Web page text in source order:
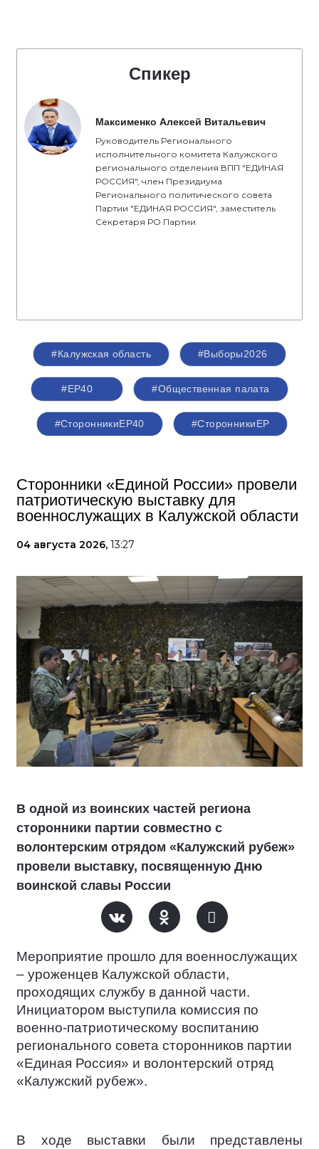
Спикер
Максименко Алексей Витальевич
Руководитель Регионального
исполнительного комитета Калужского
регионального отделения ВПП "ЕДИНАЯ
РОССИЯ", член Президиума
Регионального политического совета
Партии "ЕДИНАЯ РОССИЯ", заместитель
Секретаря РО Партии
#Калужская область #Выборы2026
#ЕР40 #Общественная палата
#СторонникиЕР40 #СторонникиЕР
Сторонники «Единой России» провели
патриотическую выставку для
военнослужащих в Калужской области
04 августа 2026, 13:27
В одной из воинских частей региона
сторонники партии совместно с
волонтерским отрядом «Калужский рубеж»
провели выставку, посвященную Дню
воинской славы России
Мероприятие прошло для военнослужащих
– уроженцев Калужской области,
проходящих службу в данной части.
Инициатором выступила комиссия по
военно-патриотическому воспитанию
регионального совета сторонников партии
«Единая Россия» и волонтерский отряд
«Калужский рубеж».
В ходе выставки были представлены